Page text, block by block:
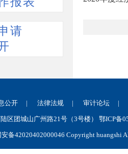
请
公开 | 法律法规 | 审计论坛
区团城山广州路21号（3号楼） 鄂ICP备
备42020402000046 Copyright huangshi